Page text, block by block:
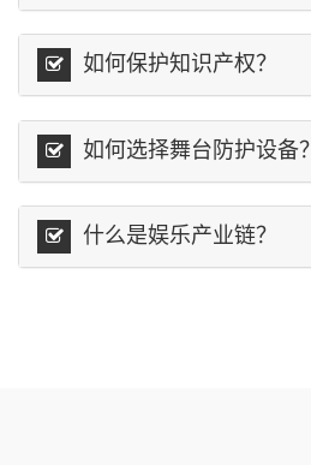
如何保护知识产权？
如何选择舞台防护设备？
什么是娱乐产业链？